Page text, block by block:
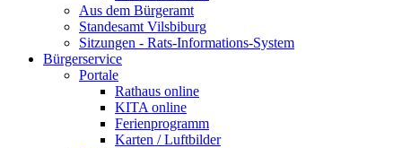
Aus dem Bürgeramt
Standesamt Vilsbiburg
Sitzungen - Rats-Informations-System
Bürgerservice
Portale
Rathaus online
KITA online
Ferienprogramm
Karten / Luftbilder